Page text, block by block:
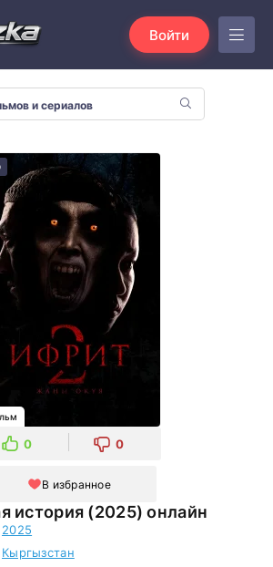
Войти
Ифрит 2: Новая история (2025) онлайн
0 0
В избранное
2025
Кыргызстан